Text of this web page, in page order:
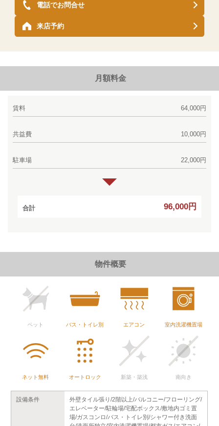
来店予約
電話でお問合せ
月額料金
賃料 64,000円
共益費 10,000円
駐車場 22,000円
合計 96,000円
物件概要
ペット バス・トイレ別 エアコン 室内洗濯機置場
ネット無料 オートロック 新築・築浅 南向き
設備条件
外壁タイル張り/2階以上/バルコニー/フローリング/
エレベーター/駐輪場/宅配ボックス/敷地内ゴミ置
場/ガスコンロ/バス・トイレ別/シャワー付き洗面